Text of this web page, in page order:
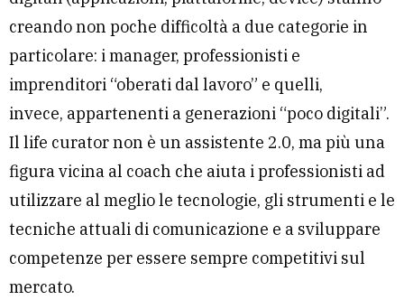
creando non poche difficoltà a due categorie in
particolare: i manager, professionisti e
imprenditori “oberati dal lavoro” e quelli,
invece, appartenenti a generazioni “poco digitali”.
Il life curator non è un assistente 2.0, ma più una
figura vicina al coach che aiuta i professionisti ad
utilizzare al meglio le tecnologie, gli strumenti e le
tecniche attuali di comunicazione e a sviluppare
competenze per essere sempre competitivi sul
mercato.